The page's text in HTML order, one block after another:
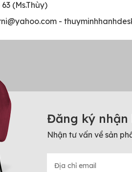
(Ms.Thùy)
-
Đăng ký nhận
Nhận tư vấn về sản